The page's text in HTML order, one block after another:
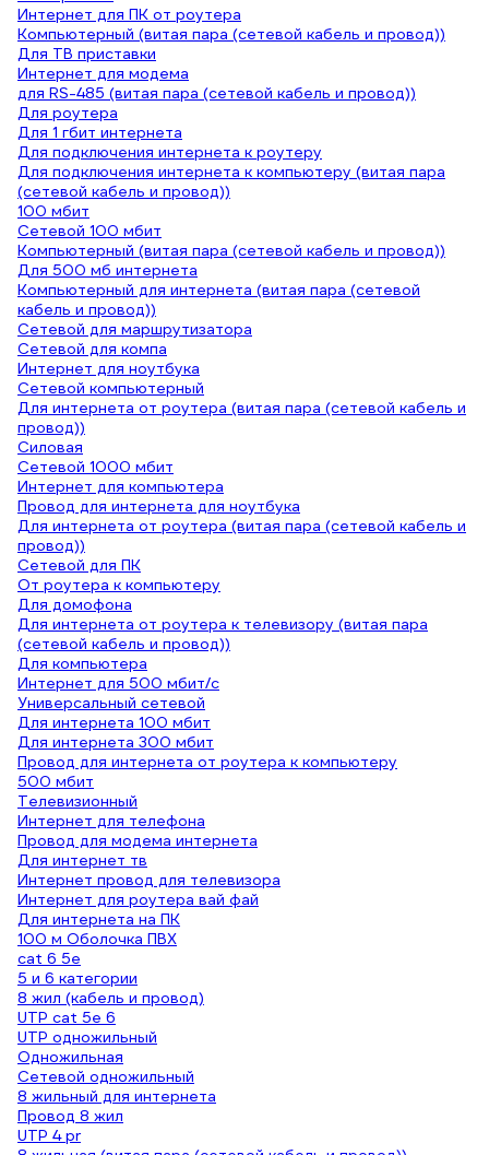
Интернет для ПК от роутера
Компьютерный (витая пара (сетевой кабель и провод))
Для ТВ приставки
Интернет для модема
для RS-485 (витая пара (сетевой кабель и провод))
Для роутера
Для 1 гбит интернета
Для подключения интернета к роутеру
Для подключения интернета к компьютеру (витая пара
(сетевой кабель и провод))
100 мбит
Сетевой 100 мбит
Компьютерный (витая пара (сетевой кабель и провод))
Для 500 мб интернета
Компьютерный для интернета (витая пара (сетевой
кабель и провод))
Сетевой для маршрутизатора
Сетевой для компа
Интернет для ноутбука
Сетевой компьютерный
Для интернета от роутера (витая пара (сетевой кабель и
провод))
Силовая
Сетевой 1000 мбит
Интернет для компьютера
Провод для интернета для ноутбука
Для интернета от роутера (витая пара (сетевой кабель и
провод))
Сетевой для ПК
От роутера к компьютеру
Для домофона
Для интернета от роутера к телевизору (витая пара
(сетевой кабель и провод))
Для компьютера
Интернет для 500 мбит/с
Универсальный сетевой
Для интернета 100 мбит
Для интернета 300 мбит
Провод для интернета от роутера к компьютеру
500 мбит
Телевизионный
Интернет для телефона
Провод для модема интернета
Для интернет тв
Интернет провод для телевизора
Интернет для роутера вай фай
Для интернета на ПК
100 м Оболочка ПВХ
cat 6 5e
5 и 6 категории
8 жил (кабель и провод)
UTP cat 5e 6
UTP одножильный
Одножильная
Сетевой одножильный
8 жильный для интернета
Провод 8 жил
UTP 4 pr